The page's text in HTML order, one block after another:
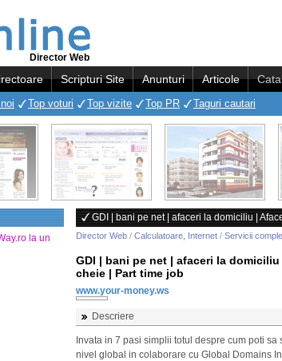
Director Web
Scripturi Site Anunturi Articole
Top voturi Top vizite Top PR Taguri cautari
la un
GDI | bani pe net | afaceri la domiciliu |
Director Web / Calculatoare, Internet / Servicii
GDI | bani pe net | afaceri la
cheie | Part time job
www.your-money.ws
Descriere
Invata in 7 pasi simplii totul despre cum poti
nivel global in colaborare cu Global Domains